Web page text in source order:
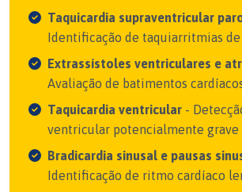
Taquicardia supraventricular
Identificação de taquiarritmias
Extrassístoles ventriculares e
Avaliação de batimentos
Taquicardia ventricular -
ventricular potencialmente grave
Bradicardia sinusal e pausas
Identificação de ritmo cardíaco